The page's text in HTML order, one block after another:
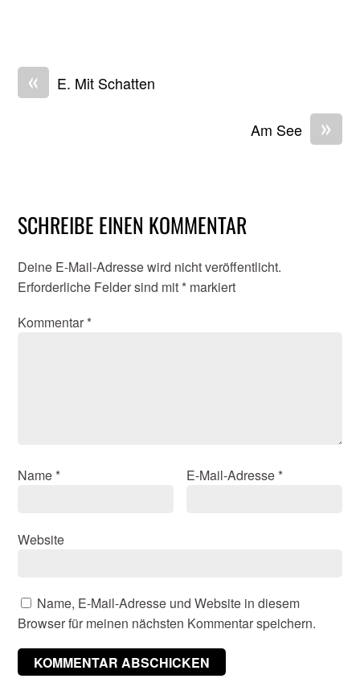
« E. Mit Schatten
»
Am See
SCHREIBE EINEN KOMMENTAR
Deine E-Mail-Adresse wird nicht veröffentlicht.
Erforderliche Felder sind mit * markiert
Kommentar *
Name * E-Mail-Adresse *
Website
Name, E-Mail-Adresse und Website in diesem
Browser für meinen nächsten Kommentar speichern.